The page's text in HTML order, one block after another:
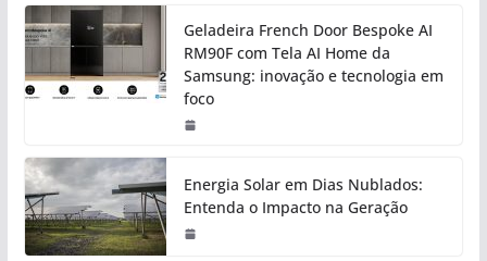
Geladeira French Door Bespoke AI
RM90F com Tela AI Home da
Samsung: inovação e tecnologia em
foco
Energia Solar em Dias Nublados:
Entenda o Impacto na Geração